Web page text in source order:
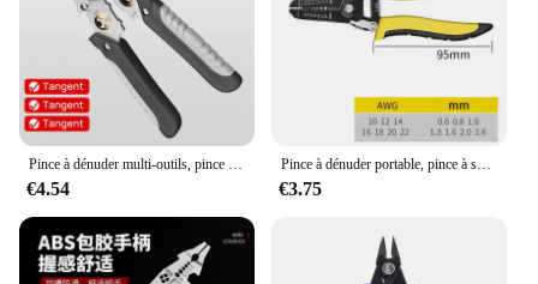
€4.54
Pince à dénuder portable, pince à sertir, dénudage de câble, coupe-sertissage, outil à main pour électrique, 7 ", 0.6-2.6mm
€3.75